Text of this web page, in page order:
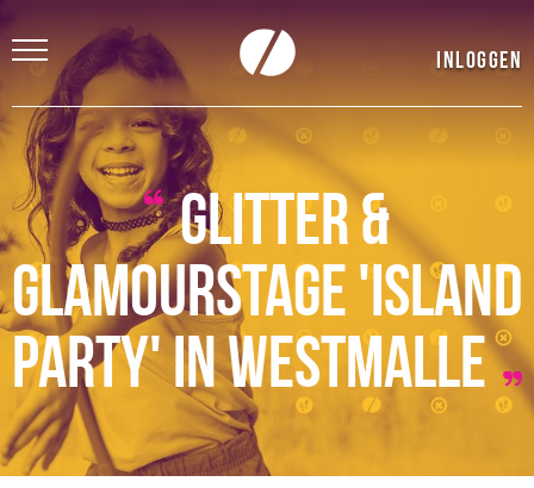
Inloggen
Glitter &
Glamourstage 'Island
Party' in Westmalle